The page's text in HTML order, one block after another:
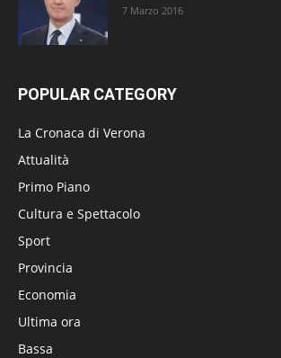
7 Marzo 2016
POPULAR CATEGORY
La Cronaca di Verona
Attualità
Primo Piano
Cultura e Spettacolo
Sport
Provincia
Economia
Ultima ora
Bassa